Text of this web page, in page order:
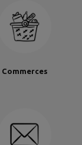
Commerces